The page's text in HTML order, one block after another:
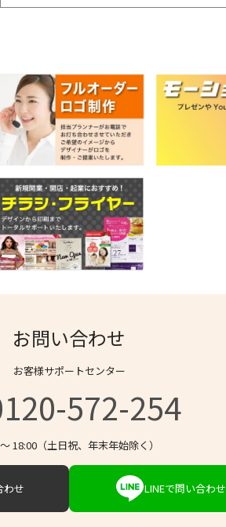
お問い合わせ
お客様サポートセンター
572-254
18:00（土日祝、年末年始除く）
わせ LINEで問い合わせ